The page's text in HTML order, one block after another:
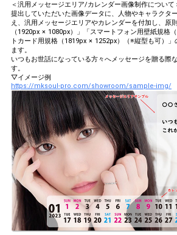
＜汎用メッセージエリア/カレンダー画像制作について
提出していただいた画像データに、人物やキャラクタ
え、汎用メッセージエリアやカレンダーを付加し、原
（1920px × 1080px）」「スマートフォン用壁紙規格
トカード用規格（1819px × 1252px）（※縦型も可）
ます。
いつもお世話になっている方々へメッセージを贈る際
す。
▽イメージ例
https://mksoul-pro.com/showroom/sample-img/